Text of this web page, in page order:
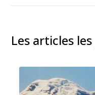
Les articles